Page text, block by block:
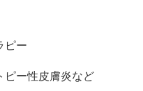
ピー
ピー性皮膚炎など